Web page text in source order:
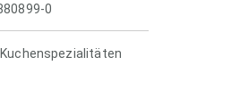
0
Kuchenspezialitäten